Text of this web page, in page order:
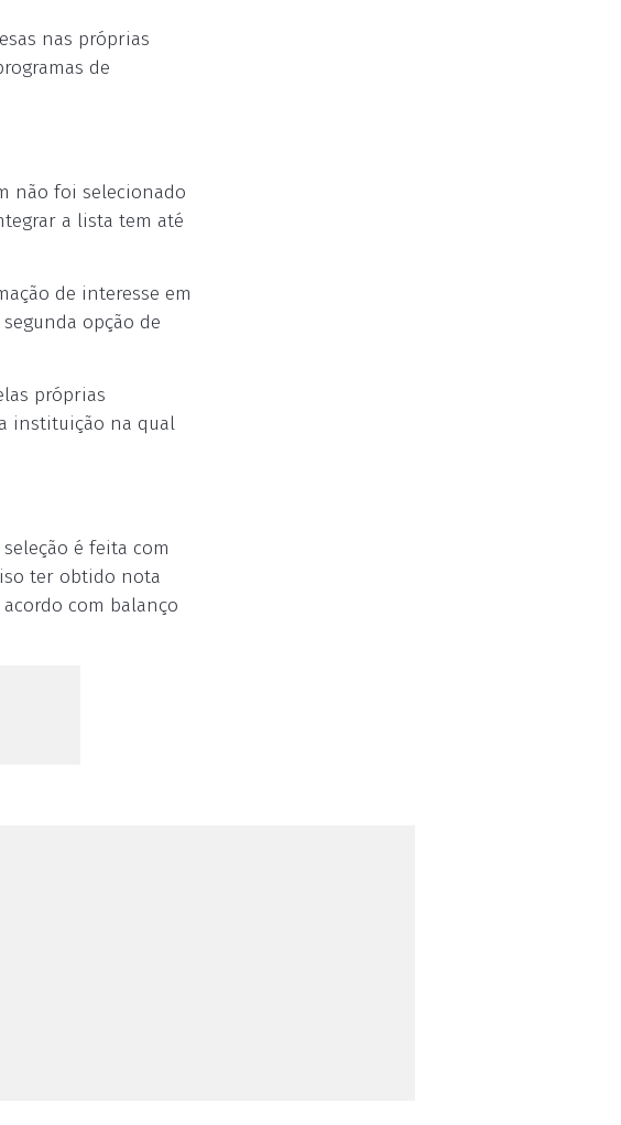
nas próprias
de
não foi selecionado
a lista tem até
de interesse em
opção de
próprias
instituição na qual
é feita com
ter obtido nota
com balanço